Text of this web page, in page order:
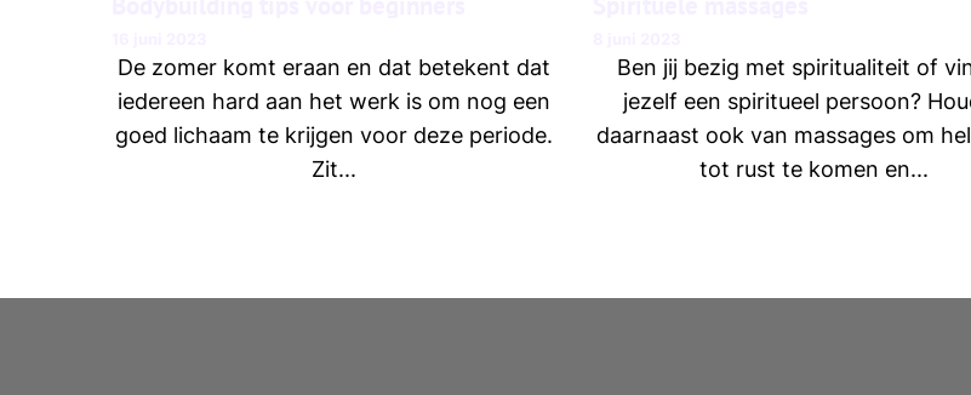
De zomer komt eraan en dat betekent dat
iedereen hard aan het werk is om nog een
goed lichaam te krijgen voor deze periode.
Zit...
Ben jij bezig met spiritualiteit of
jezelf een spiritueel persoon?
daarnaast ook van massages om
tot rust te komen en...